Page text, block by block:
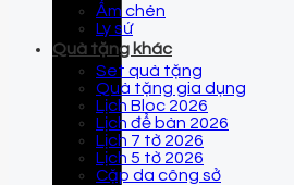
Ấm chén
Ly sứ
Quà tặng khác
Set quà tặng
Quà tặng gia dụng
Lịch Bloc 2026
Lịch để bàn 2026
Lịch 7 tờ 2026
Lịch 5 tờ 2026
Cặp da công sở